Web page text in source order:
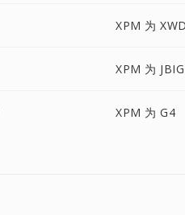
XPM 为
XPM 为 JBIG
XPM 为 G4